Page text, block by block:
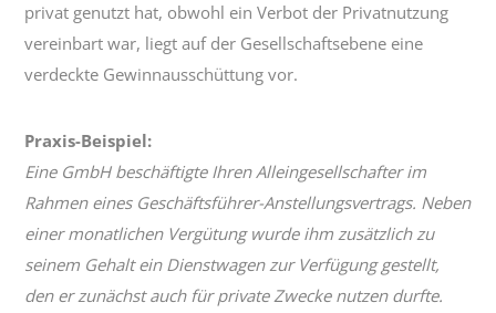
privat genutzt hat, obwohl ein Verbot der Privatnutzung
vereinbart war, liegt auf der Gesellschaftsebene eine
verdeckte Gewinnausschüttung vor.
Praxis-Beispiel:
Eine GmbH beschäftigte Ihren Alleingesellschafter im
Rahmen eines Geschäftsführer-Anstellungsvertrags. Neben
einer monatlichen Vergütung wurde ihm zusätzlich zu
seinem Gehalt ein Dienstwagen zur Verfügung gestellt,
den er zunächst auch für private Zwecke nutzen durfte.